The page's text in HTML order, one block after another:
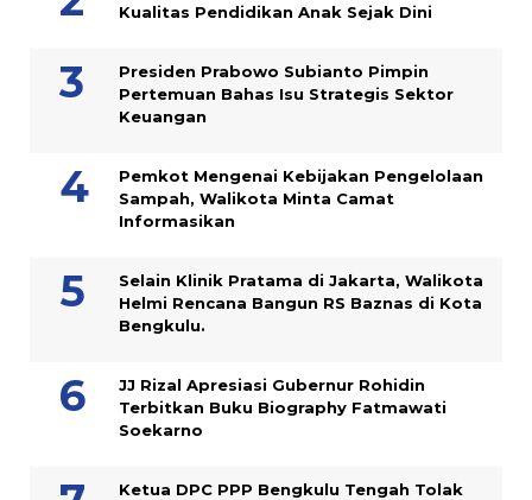
Kualitas Pendidikan Anak Sejak Dini
Presiden Prabowo Subianto Pimpin
Pertemuan Bahas Isu Strategis Sektor
Keuangan
Pemkot Mengenai Kebijakan Pengelolaan
Sampah, Walikota Minta Camat
Informasikan
Selain Klinik Pratama di Jakarta, Walikota
Helmi Rencana Bangun RS Baznas di Kota
Bengkulu.
JJ Rizal Apresiasi Gubernur Rohidin
Terbitkan Buku Biography Fatmawati
Soekarno
Ketua DPC PPP Bengkulu Tengah Tolak